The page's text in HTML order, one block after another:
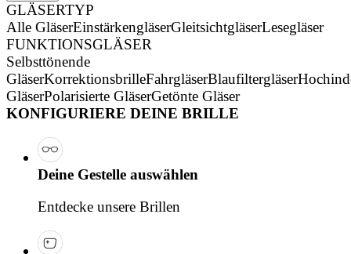
GLÄSERTYP
Alle GläserEinstärkengläserGleitsichtgläserLesegläser
FUNKTIONSGLÄSER
Selbsttönende
GläserKorrektionsbrilleFahrgläserBlaufiltergläser
GläserPolarisierte GläserGetönte Gläser
KONFIGURIERE DEINE BRILLE
Deine Gestelle auswählen
Entdecke unsere Brillen